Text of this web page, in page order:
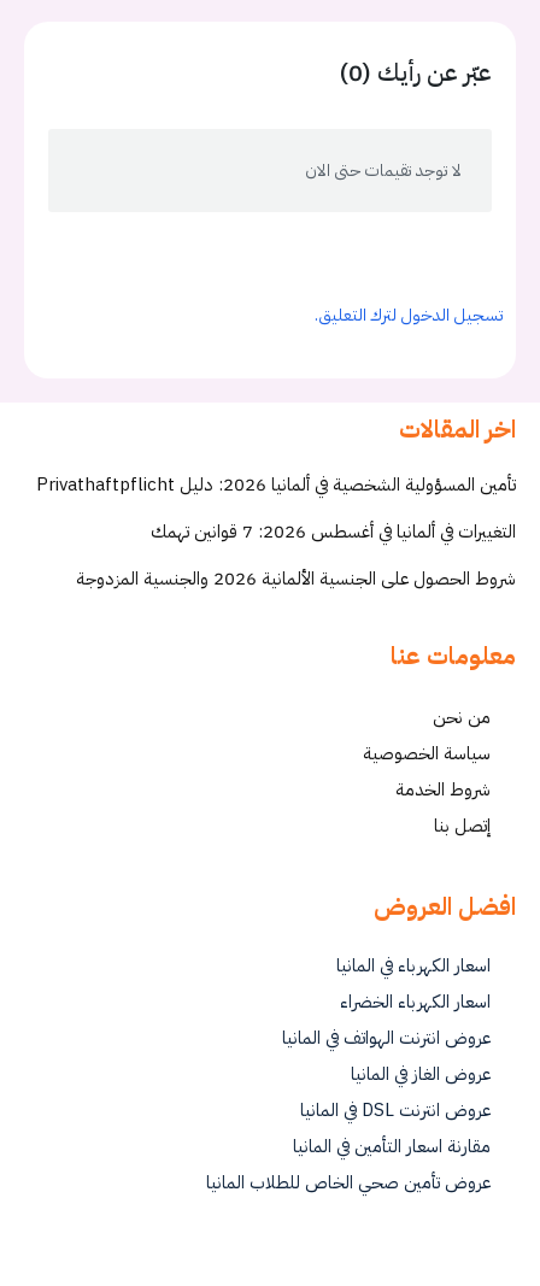
عبّر عن رأيك (0)
لا توجد تقيمات حتى الان
تسجيل الدخول لترك التعليق.
اخر المقالات
تأمين المسؤولية الشخصية في ألمانيا 2026: دليل Privathaftpflicht
التغييرات في ألمانيا في أغسطس 2026: 7 قوانين تهمك
شروط الحصول على الجنسية الألمانية 2026 والجنسية المزدوجة
معلومات عنا
من نحن
سياسة الخصوصية
شروط الخدمة
إتصل بنا
افضل العروض
اسعار الكهرباء في المانيا
اسعار الكهرباء الخضراء
عروض انترنت الهواتف في المانيا
عروض الغاز في المانيا
عروض انترنت DSL في المانيا
مقارنة اسعار التأمين في المانيا
عروض تأمين صحي الخاص للطلاب المانيا